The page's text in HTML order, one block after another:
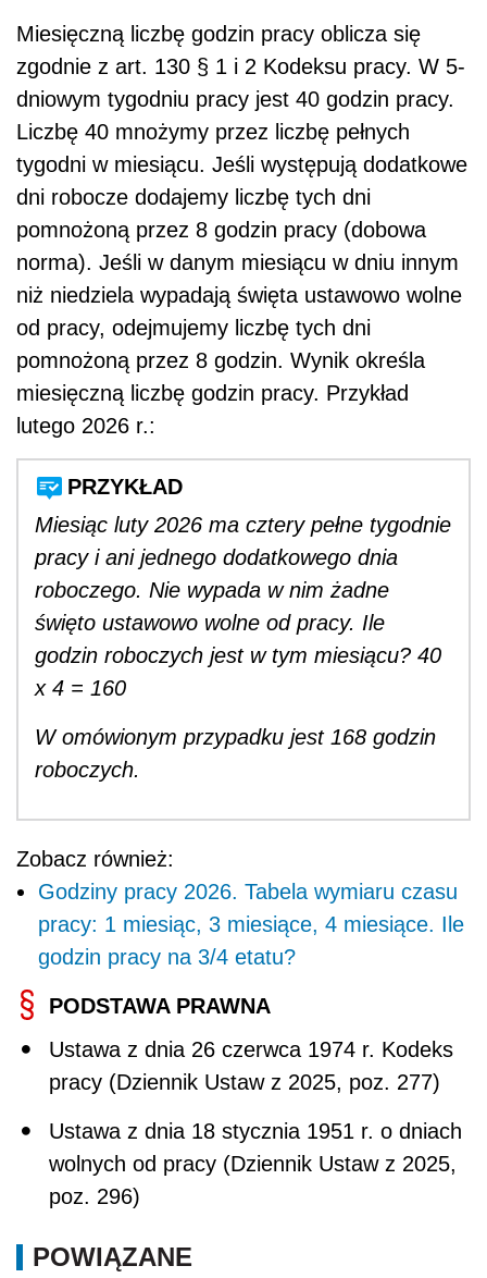
Miesięczną liczbę godzin pracy oblicza się
zgodnie z art. 130 § 1 i 2 Kodeksu pracy. W 5-
dniowym tygodniu pracy jest 40 godzin pracy.
Liczbę 40 mnożymy przez liczbę pełnych
tygodni w miesiącu. Jeśli występują dodatkowe
dni robocze dodajemy liczbę tych dni
pomnożoną przez 8 godzin pracy (dobowa
norma). Jeśli w danym miesiącu w dniu innym
niż niedziela wypadają święta ustawowo wolne
od pracy, odejmujemy liczbę tych dni
pomnożoną przez 8 godzin. Wynik określa
miesięczną liczbę godzin pracy. Przykład
lutego 2026 r.:
PRZYKŁAD
Miesiąc luty 2026 ma cztery pełne tygodnie
pracy i ani jednego dodatkowego dnia
roboczego. Nie wypada w nim żadne
święto ustawowo wolne od pracy. Ile
godzin roboczych jest w tym miesiącu? 40
x 4 = 160
W omówionym przypadku jest 168 godzin
roboczych.
Zobacz również:
Godziny pracy 2026. Tabela wymiaru czasu
pracy: 1 miesiąc, 3 miesiące, 4 miesiące. Ile
godzin pracy na 3/4 etatu?
PODSTAWA PRAWNA
Ustawa z dnia 26 czerwca 1974 r. Kodeks
pracy (Dziennik Ustaw z 2025, poz. 277)
Ustawa z dnia 18 stycznia 1951 r. o dniach
wolnych od pracy (Dziennik Ustaw z 2025,
poz. 296)
POWIĄZANE